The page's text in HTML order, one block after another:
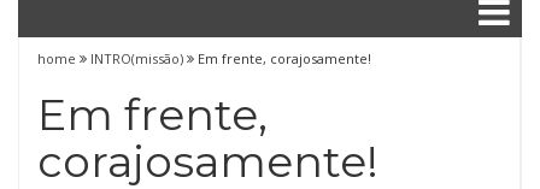
home INTRO(missão) Em frente, corajosamente!
Em frente,
corajosamente!